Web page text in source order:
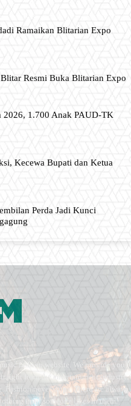
Ramaikan Blitarian Expo
Resmi Buka Blitarian Expo
1.700 Anak PAUD-TK
Kecewa Bupati dan Ketua
Perda Jadi Kunci
fashion website. We provide you
from the entertainment industry.
Fashion never stops. There are always
until someone lives in them.